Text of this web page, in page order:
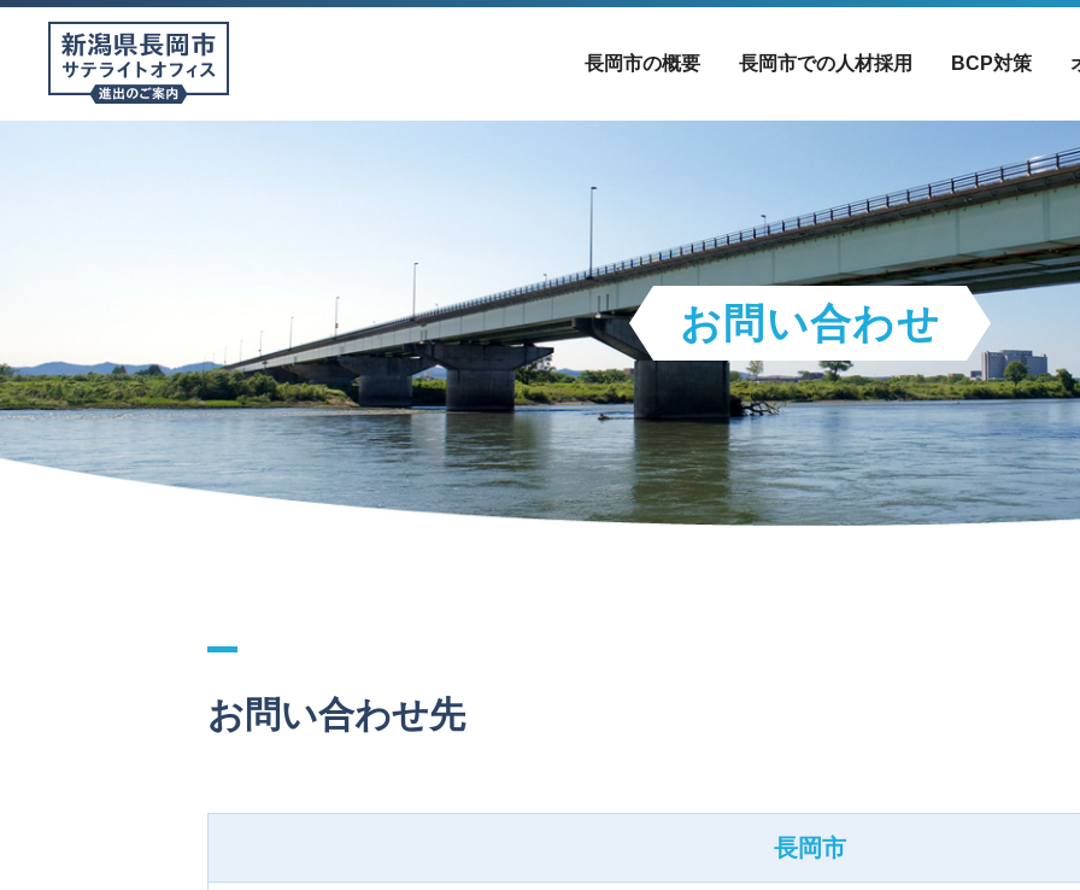
長岡市の概要 長岡市での人材採用 BCP対策
お問い合わせ
お問い合わせ先
長岡市